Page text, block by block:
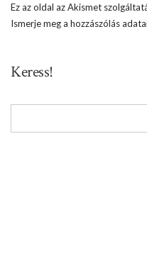
Ez az oldal az Akismet
Ismerje meg a hozzászólás
Keress!